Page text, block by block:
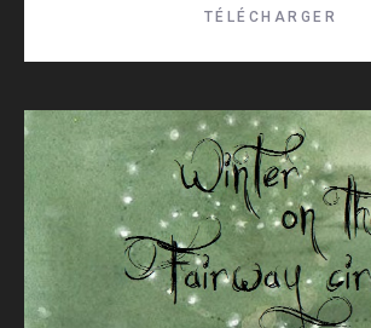
TÉLÉCHARGER